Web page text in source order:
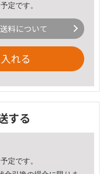
定です。
料について
れる
する
定です。